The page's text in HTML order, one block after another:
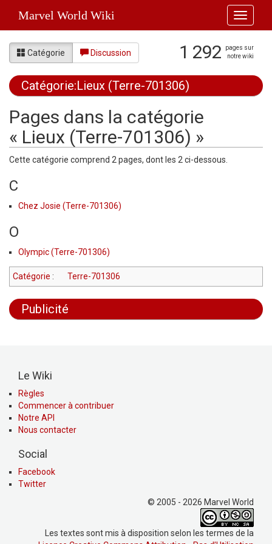
Toggle
Marvel World Wiki
Catégorie Discussion 1 292
pages sur
notre wiki
Catégorie:Lieux (Terre-701306)
Pages dans la catégorie
« Lieux (Terre-701306) »
Cette catégorie comprend 2 pages, dont les 2 ci-dessous.
C
Chez Josie (Terre-701306)
O
Olympic (Terre-701306)
Catégorie : Terre-701306
Publicité
Le Wiki
Règles
Commencer à contribuer
Notre API
Nous contacter
Social
Facebook
Twitter
© 2005 - 2026 Marvel World
Les textes sont mis à disposition selon les termes de la